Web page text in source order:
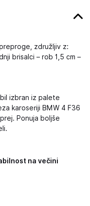
združljiv z:
brisalci – rob 1,5 cm –
izbran iz palete
karoseriji BMW 4 F36
Ponuja boljše
na večini